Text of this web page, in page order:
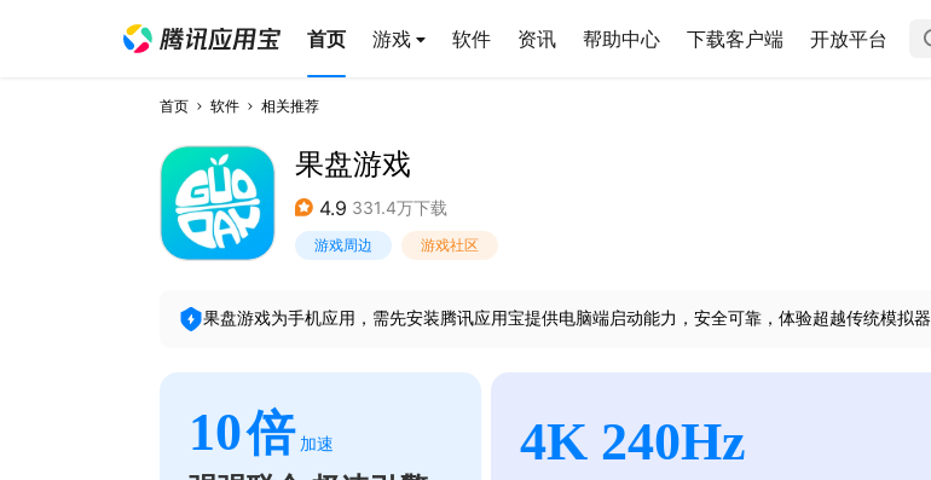
首页 游戏 软件 资讯 帮助中心 下载客户端 开放平台
首页 软件 相关推荐
果盘游戏
4.9 331.4万下载
游戏周边 游戏社区
果盘游戏为手机应用，需先安装腾讯应用宝提供电脑端启动能力，安全可靠，体验超越传统模拟器
10倍 加速 4K 240Hz